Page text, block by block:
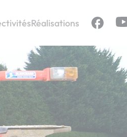
Réalisations